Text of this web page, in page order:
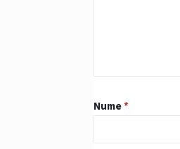
Nume*